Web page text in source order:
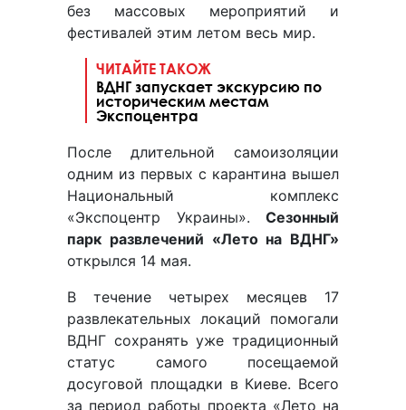
без массовых мероприятий и
фестивалей этим летом весь мир.
ЧИТАЙТЕ ТАКОЖ
ВДНГ запускает экскурсию по
историческим местам
Экспоцентра
После длительной самоизоляции
одним из первых с карантина вышел
Национальный комплекс
«Экспоцентр Украины». Сезонный
парк развлечений «Лето на ВДНГ»
открылся 14 мая.
В течение четырех месяцев 17
развлекательных локаций помогали
ВДНГ сохранять уже традиционный
статус самого посещаемой
досуговой площадки в Киеве. Всего
за период работы проекта «Лето на